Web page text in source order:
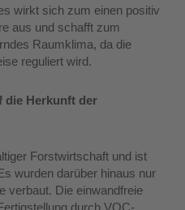
wirkt sich zum einen positiv
aus und schafft zum
Raumklima, da die
reguliert wird.
die Herkunft der
Forstwirtschaft und ist
wurden darüber hinaus nur
verbaut. Die einwandfreie